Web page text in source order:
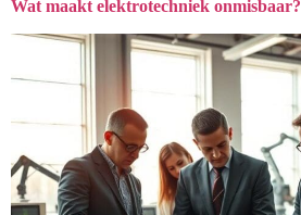
Wat maakt elektrotechniek onmisbaar?